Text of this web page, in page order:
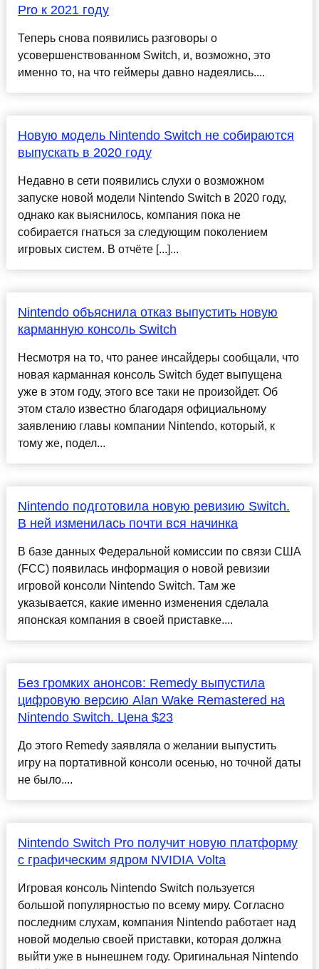
Pro к 2021 году
Теперь снова появились разговоры о
усовершенствованном Switch, и, возможно, это
именно то, на что геймеры давно надеялись....
Новую модель Nintendo Switch не собираются
выпускать в 2020 году
Недавно в сети появились слухи о возможном
запуске новой модели Nintendo Switch в 2020 году,
однако как выяснилось, компания пока не
собирается гнаться за следующим поколением
игровых систем. В отчёте [...]...
Nintendo объяснила отказ выпустить новую
карманную консоль Switch
Несмотря на то, что ранее инсайдеры сообщали, что
новая карманная консоль Switch будет выпущена
уже в этом году, этого все таки не произойдет. Об
этом стало известно благодаря официальному
заявлению главы компании Nintendo, который, к
тому же, подел...
Nintendo подготовила новую ревизию Switch.
В ней изменилась почти вся начинка
В базе данных Федеральной комиссии по связи США
(FCC) появилась информация о новой ревизии
игровой консоли Nintendo Switch. Там же
указывается, какие именно изменения сделала
японская компания в своей приставке....
Без громких анонсов: Remedy выпустила
цифровую версию Alan Wake Remastered на
Nintendo Switch. Цена $23
До этого Remedy заявляла о желании выпустить
игру на портативной консоли осенью, но точной даты
не было....
Nintendo Switch Pro получит новую платформу
с графическим ядром NVIDIA Volta
Игровая консоль Nintendo Switch пользуется
большой популярностью по всему миру. Согласно
последним слухам, компания Nintendo работает над
новой моделью своей приставки, которая должна
выйти уже в нынешнем году. Оригинальная Nintendo